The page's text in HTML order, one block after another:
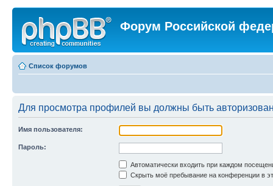
Форум Российской
Список форумов
Для просмотра профилей вы должны быть
Имя пользователя:
Пароль:
Автоматически входить при каждом
Скрыть моё пребывание на конференции в